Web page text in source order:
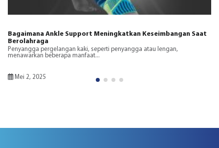
Peran dan Manfaat Ankle Protector dalam Berbagai Jenis
Olahraga
.Penyangga pergelangan kaki penting untuk mencegah cedera,
membantu pemulihan dari...
Mei 2, 2025